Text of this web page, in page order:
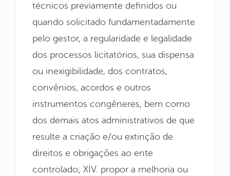
técnicos previamente definidos ou
quando solicitado fundamentadamente
pelo gestor, a regularidade e legalidade
dos processos licitatórios, sua dispensa
ou inexigibilidade, dos contratos,
convênios, acordos e outros
instrumentos congêneres, bem como
dos demais atos administrativos de que
resulte a criação e/ou extinção de
direitos e obrigações ao ente
controlado; XIV. propor a melhoria ou